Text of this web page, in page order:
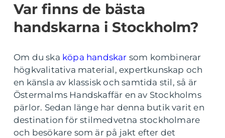
Var finns de bästa
handskarna i Stockholm?
Om du ska köpa handskar som kombinerar
högkvalitativa material, expertkunskap och
en känsla av klassisk och samtida stil, så är
Östermalms Handskaffär en av Stockholms
pärlor. Sedan länge har denna butik varit en
destination för stilmedvetna stockholmare
och besökare som är på jakt efter det